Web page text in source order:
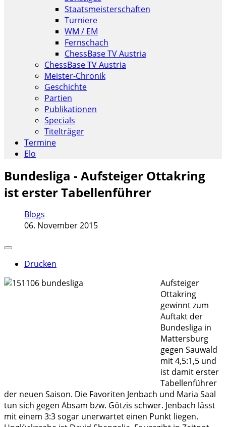
Staatsmeisterschaften
Turniere
WM / EM
Fernschach
ChessBase TV Austria
ChessBase TV Austria
Meister-Chronik
Geschichte
Partien
Publikationen
Specials
Titelträger
Termine
Elo
Bundesliga - Aufsteiger Ottakring
ist erster Tabellenführer
Blogs
06. November 2015
Drucken
Aufsteiger
Ottakring
gewinnt zum
Auftakt der
Bundesliga in
Mattersburg
gegen Sauwald
mit 4,5:1,5 und
ist damit erster
Tabellenführer
der neuen Saison. Die Favoriten Jenbach und Maria Saal
tun sich gegen Absam bzw. Götzis schwer. Jenbach lässt
mit einem 3:3 sogar unerwartet einen Punkt liegen.